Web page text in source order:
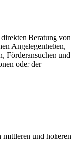
Beratung von
Angelegenheiten,
Förderansuchen und
oder der
mittleren und höheren